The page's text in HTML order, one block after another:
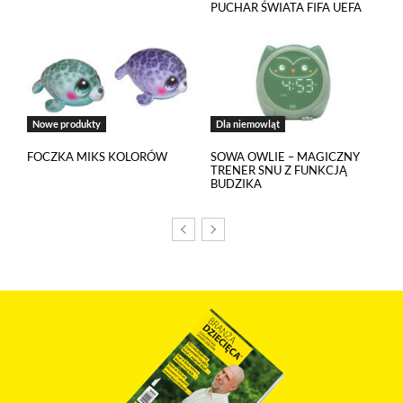
PUCHAR ŚWIATA FIFA UEFA
Nowe produkty
FOCZKA MIKS KOLORÓW
Dla niemowląt
SOWA OWLIE – MAGICZNY
TRENER SNU Z FUNKCJĄ
BUDZIKA
cookies, kliknij w poniższy przycisk.
Akceptuję wszystkie pliki cookies
Niezbędne pliki cookies
Te pliki cookies pozostają zawsze aktywne i nie masz
którym w sposób prawidłowy funkcjonują m.in. formularze
na stronie oraz mechanizm logowania do konta użytkownika
przez Ciebie ustawieniach plików cookies.
Korzystamy z Google Analytics, czyli narzędzia
pozwalającego na gromadzenie, przeglądanie i analizę